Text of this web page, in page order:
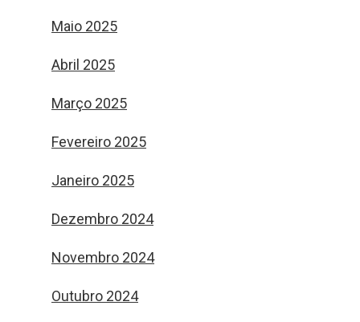
Maio 2025
Abril 2025
Março 2025
Fevereiro 2025
Janeiro 2025
Dezembro 2024
Novembro 2024
Outubro 2024